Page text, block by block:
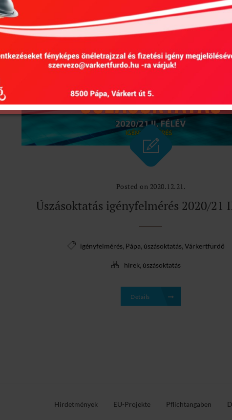
Posted on 2020.12.21.
Úszásoktatás igényfelmérés 2020/21
igényfelmérés, Pápa, úszásoktatás,Várkertfürdő
hirek, úszásoktatás
Details
Hirdetmények EU-Projekte Pflichtangaben